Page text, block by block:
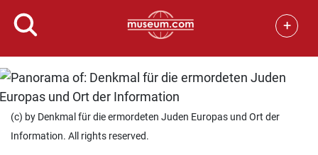
+
(c) by Denkmal für die ermordeten Juden Europas und Ort der
Information. All rights reserved.